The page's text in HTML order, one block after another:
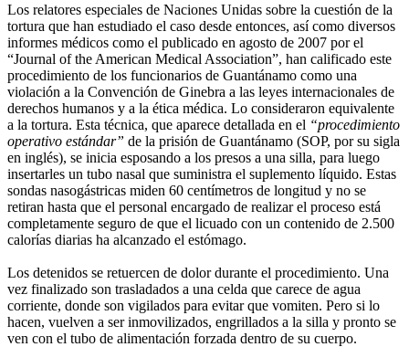
Los relatores especiales de Naciones Unidas sobre la cuestión de la
tortura que han estudiado el caso desde entonces, así como diversos
informes médicos como el publicado en agosto de 2007 por el
“Journal of the American Medical Association”, han calificado este
procedimiento de los funcionarios de Guantánamo como una
violación a la Convención de Ginebra a las leyes internacionales de
derechos humanos y a la ética médica. Lo consideraron equivalente
a la tortura. Esta técnica, que aparece detallada en el “procedimiento
operativo estándar” de la prisión de Guantánamo (SOP, por su sigla
en inglés), se inicia esposando a los presos a una silla, para luego
insertarles un tubo nasal que suministra el suplemento líquido. Estas
sondas nasogástricas miden 60 centímetros de longitud y no se
retiran hasta que el personal encargado de realizar el proceso está
completamente seguro de que el licuado con un contenido de 2.500
calorías diarias ha alcanzado el estómago.
Los detenidos se retuercen de dolor durante el procedimiento. Una
vez finalizado son trasladados a una celda que carece de agua
corriente, donde son vigilados para evitar que vomiten. Pero si lo
hacen, vuelven a ser inmovilizados, engrillados a la silla y pronto se
ven con el tubo de alimentación forzada dentro de su cuerpo.